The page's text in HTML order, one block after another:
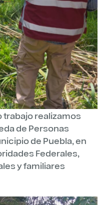
realizamos
de Personas
de Puebla, en
Federales,
y familiares